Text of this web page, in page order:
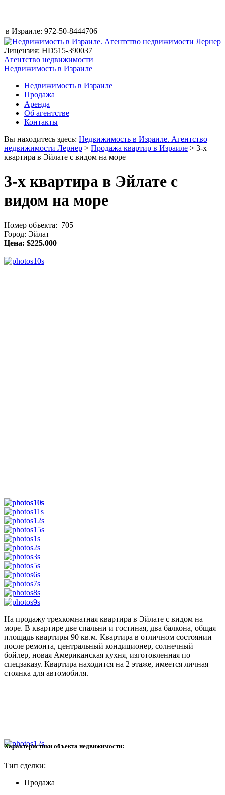
в Израиле: 972-50-8444706
Лицензия: HD515-390037
Агентство недвижимости
Недвижимость в Израиле
Недвижимость в Израиле
Продажа
Аренда
Об агентстве
Контакты
Вы находитесь здесь: Недвижимость в Израиле. Агентство
недвижимости Лернер > Продажа квартир в Израиле > 3-х
квартира в Эйлате с видом на море
3-х квартира в Эйлате с
видом на море
Номер объекта: 705
Город: Эйлат
Цена: $225.000
На продажу трехкомнатная квартира в Эйлате с видом на
море. В квартире две спальни и гостиная, два балкона, общая
площадь квартиры 90 кв.м. Квартира в отличном состоянии
после ремонта, центральный кондиционер, солнечный
бойлер, новая Американская кухня, изготовленная по
спецзаказу. Квартира находится на 2 этаже, имеется личная
стоянка для автомобиля.
Характеристики объекта недвижимости:
Тип сделки:
Продажа